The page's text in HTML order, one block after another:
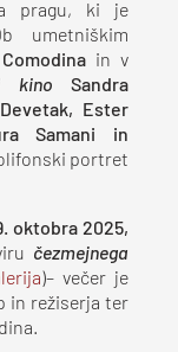
pragu, ki je
umetniškim
in v
kino
Sandra
Ester
Samani in
portret
oktobra 2025,
čezmejnega
)– večer je
in režiserja ter